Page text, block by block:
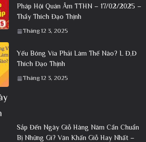
Pháp Hội Quán Âm TTHN – 17/02/2025 –
Thầy Thích Đạo Thịnh
Tháng 12 3, 2025
Yếu Bóng Vía Phải Làm Thế Nào? L Đ,Đ
Thích Đạo Thịnh
Tháng 12 3, 2025
Sắp Đến Ngày Giỗ Hàng Năm Cần Chuẩn
Bị Những Gì? Văn Khấn Giỗ Hay Nhất –